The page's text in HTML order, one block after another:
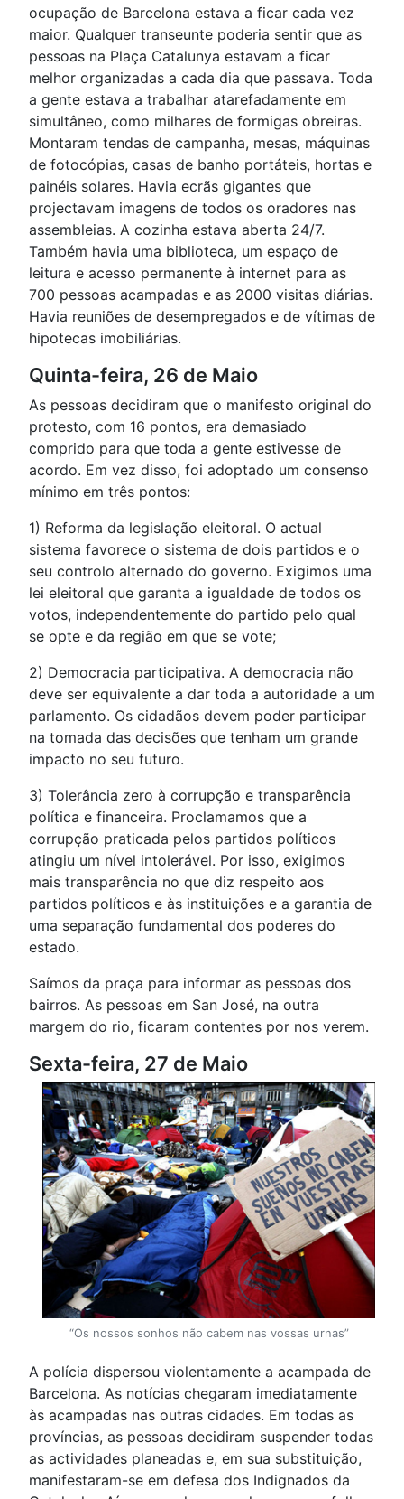
ocupação de Barcelona estava a ficar cada vez
maior. Qualquer transeunte poderia sentir que as
pessoas na Plaça Catalunya estavam a ficar
melhor organizadas a cada dia que passava. Toda
a gente estava a trabalhar atarefadamente em
simultâneo, como milhares de formigas obreiras.
Montaram tendas de campanha, mesas, máquinas
de fotocópias, casas de banho portáteis, hortas e
painéis solares. Havia ecrãs gigantes que
projectavam imagens de todos os oradores nas
assembleias. A cozinha estava aberta 24/7.
Também havia uma biblioteca, um espaço de
leitura e acesso permanente à internet para as
700 pessoas acampadas e as 2000 visitas diárias.
Havia reuniões de desempregados e de vítimas de
hipotecas imobiliárias.
Quinta-feira, 26 de Maio
As pessoas decidiram que o manifesto original do
protesto, com 16 pontos, era demasiado
comprido para que toda a gente estivesse de
acordo. Em vez disso, foi adoptado um consenso
mínimo em três pontos:
1) Reforma da legislação eleitoral. O actual
sistema favorece o sistema de dois partidos e o
seu controlo alternado do governo. Exigimos uma
lei eleitoral que garanta a igualdade de todos os
votos, independentemente do partido pelo qual
se opte e da região em que se vote;
2) Democracia participativa. A democracia não
deve ser equivalente a dar toda a autoridade a um
parlamento. Os cidadãos devem poder participar
na tomada das decisões que tenham um grande
impacto no seu futuro.
3) Tolerância zero à corrupção e transparência
política e financeira. Proclamamos que a
corrupção praticada pelos partidos políticos
atingiu um nível intolerável. Por isso, exigimos
mais transparência no que diz respeito aos
partidos políticos e às instituições e a garantia de
uma separação fundamental dos poderes do
estado.
Saímos da praça para informar as pessoas dos
bairros. As pessoas em San José, na outra
margem do rio, ficaram contentes por nos verem.
Sexta-feira, 27 de Maio
“Os nossos sonhos não cabem nas vossas urnas”
A polícia dispersou violentamente a acampada de
Barcelona. As notícias chegaram imediatamente
às acampadas nas outras cidades. Em todas as
províncias, as pessoas decidiram suspender todas
as actividades planeadas e, em sua substituição,
manifestaram-se em defesa dos Indignados da